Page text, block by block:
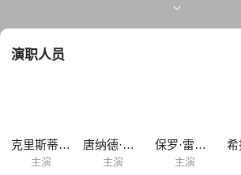
饰演僵尸的助手，每次青面獠牙去吓唬人却落荒而
演职人员
克里斯蒂·斯旺森
主演
唐纳德·萨瑟兰
主演
保罗·雷宾斯
主演